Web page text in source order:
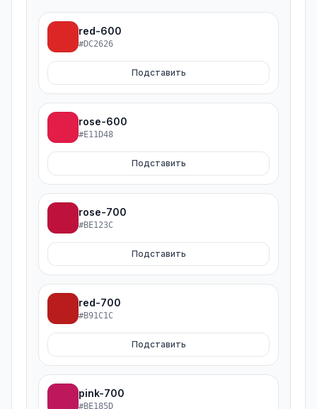
red-600
#DC2626
Подставить
rose-600
#E11D48
Подставить
rose-700
#BE123C
Подставить
red-700
#B91C1C
Подставить
pink-700
#BE185D